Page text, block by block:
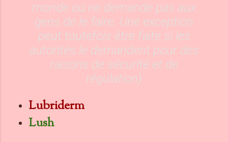
monde ou ne demande pas aux
gens de le faire. Une exception
peut toutefois être faite si les
autorités le demandent pour des
raisons de sécurité et de
régulation)
Lubriderm
Lush